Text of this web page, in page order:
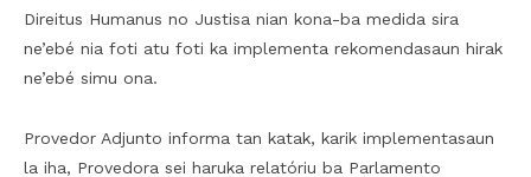
Direitus Humanus no Justisa nian kona-ba medida sira
ne’ebé nia foti atu foti ka implementa rekomendasaun hirak
ne’ebé simu ona.
Provedor Adjunto informa tan katak, karik implementasaun
la iha, Provedora sei haruka relatóriu ba Parlamento